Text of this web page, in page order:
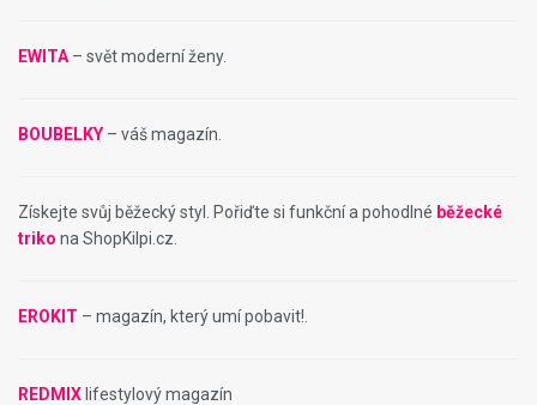
EWITA – svět moderní ženy.
BOUBELKY – váš magazín.
Získejte svůj běžecký styl. Pořiďte si funkční a pohodlné běžecké
triko na ShopKilpi.cz.
EROKIT – magazín, který umí pobavit!.
REDMIX lifestylový magazín